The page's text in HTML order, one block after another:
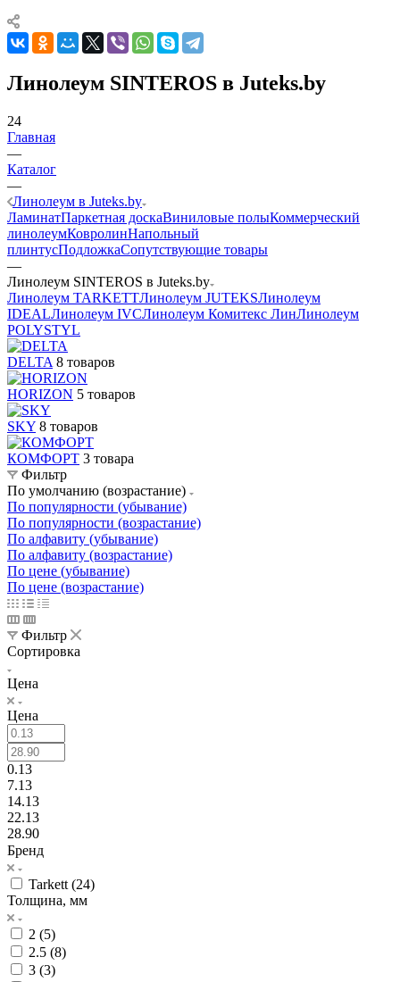
Линолеум SINTEROS в Juteks.by
24
Главная
—
Каталог
—
Линолеум в Juteks.by
ЛаминатПаркетная доскаВиниловые полыКоммерческий
линолеумКовролинНапольный
плинтусПодложкаСопутствующие товары
—
Линолеум SINTEROS в Juteks.by
Линолеум TARKETTЛинолеум JUTEKSЛинолеум
IDEALЛинолеум IVCЛинолеум Комитекс ЛинЛинолеум
POLYSTYL
DELTA 8 товаров
HORIZON 5 товаров
SKY 8 товаров
КОМФОРТ 3 товара
Фильтр
По умолчанию (возрастание)
По популярности (убывание)
По популярности (возрастание)
По алфавиту (убывание)
По алфавиту (возрастание)
По цене (убывание)
По цене (возрастание)
Фильтр
Сортировка
Цена
Цена
0.13
7.13
14.13
22.13
28.90
Бренд
Tarkett (24)
Толщина, мм
2 (5)
2.5 (8)
3 (3)